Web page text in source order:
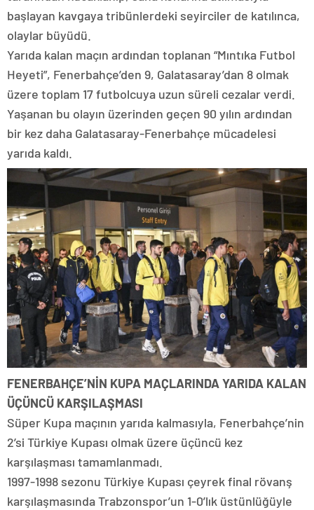
başlayan kavgaya tribünlerdeki seyirciler de katılınca,
olaylar büyüdü.
Yarıda kalan maçın ardından toplanan “Mıntıka Futbol
Heyeti”, Fenerbahçe’den 9, Galatasaray’dan 8 olmak
üzere toplam 17 futbolcuya uzun süreli cezalar verdi.
Yaşanan bu olayın üzerinden geçen 90 yılın ardından
bir kez daha Galatasaray-Fenerbahçe mücadelesi
yarıda kaldı.
FENERBAHÇE’NİN KUPA MAÇLARINDA YARIDA KALAN
ÜÇÜNCÜ KARŞILAŞMASI
Süper Kupa maçının yarıda kalmasıyla, Fenerbahçe’nin
2’si Türkiye Kupası olmak üzere üçüncü kez
karşılaşması tamamlanmadı.
1997-1998 sezonu Türkiye Kupası çeyrek final rövanş
karşılaşmasında Trabzonspor’un 1-0’lık üstünlüğüyle